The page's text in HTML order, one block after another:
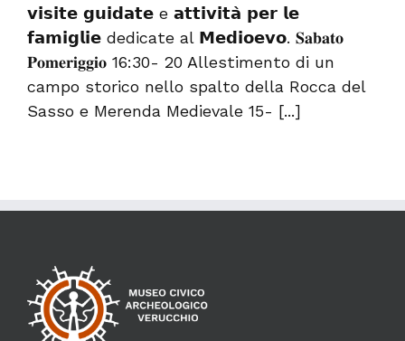
𝘃𝗶𝘀𝗶𝘁𝗲 𝗴𝘂𝗶𝗱𝗮𝘁𝗲 e 𝗮𝘁𝘁𝗶𝘃𝗶𝘁𝗮̀ 𝗽𝗲𝗿 𝗹𝗲
𝗳𝗮𝗺𝗶𝗴𝗹𝗶𝗲 dedicate al 𝗠𝗲𝗱𝗶𝗼𝗲𝘃𝗼. 𝐒𝐚𝐛𝐚𝐭𝐨
𝐏𝐨𝐦𝐞𝐫𝐢𝐠𝐠𝐢𝐨 16:30- 20 Allestimento di un
campo storico nello spalto della Rocca del
Sasso e Merenda Medievale 15- [...]